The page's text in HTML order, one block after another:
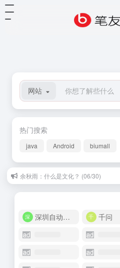
网站
热门搜索
java Android biumall
余秋雨：什么是文化？ (06/30)
深圳自动化商城
千问